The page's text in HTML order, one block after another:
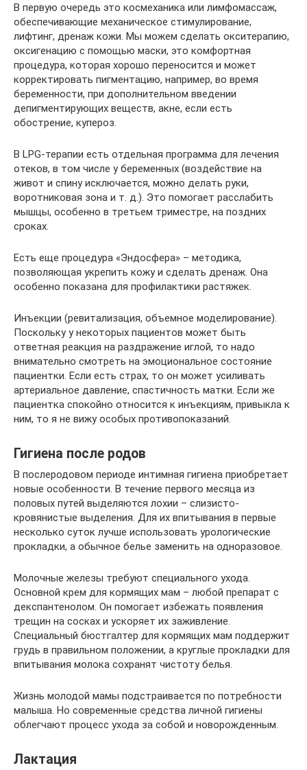
В первую очередь это космеханика или лимфомассаж,
обеспечивающие механическое стимулирование,
лифтинг, дренаж кожи. Мы можем сделать окситерапию,
оксигенацию с помощью маски, это комфортная
процедура, которая хорошо переносится и может
корректировать пигментацию, например, во время
беременности, при дополнительном введении
депигментирующих веществ, акне, если есть
обострение, купероз.
В LPG-терапии есть отдельная программа для лечения
отеков, в том числе у беременных (воздействие на
живот и спину исключается, можно делать руки,
воротниковая зона и т. д.). Это помогает расслабить
мышцы, особенно в третьем триместре, на поздних
сроках.
Есть еще процедура «Эндосфера» – методика,
позволяющая укрепить кожу и сделать дренаж. Она
особенно показана для профилактики растяжек.
Инъекции (ревитализация, объемное моделирование).
Поскольку у некоторых пациентов может быть
ответная реакция на раздражение иглой, то надо
внимательно смотреть на эмоциональное состояние
пациентки. Если есть страх, то он может усиливать
артериальное давление, спастичность матки. Если же
пациентка спокойно относится к инъекциям, привыкла к
ним, то я не вижу особых противопоказаний.
Гигиена после родов
В послеродовом периоде интимная гигиена приобретает
новые особенности. В течение первого месяца из
половых путей выделяются лохии – слизисто-
кровянистые выделения. Для их впитывания в первые
несколько суток лучше использовать урологические
прокладки, а обычное белье заменить на одноразовое.
Молочные железы требуют специального ухода.
Основной крем для кормящих мам – любой препарат с
декспантенолом. Он помогает избежать появления
трещин на сосках и ускоряет их заживление.
Специальный бюстгалтер для кормящих мам поддержит
грудь в правильном положении, а круглые прокладки для
впитывания молока сохранят чистоту белья.
Жизнь молодой мамы подстраивается по потребности
малыша. Но современные средства личной гигиены
облегчают процесс ухода за собой и новорожденным.
Лактация